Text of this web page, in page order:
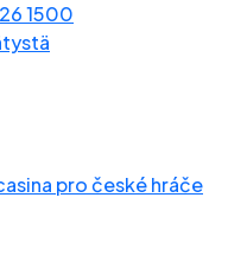
1500
pro české hráče